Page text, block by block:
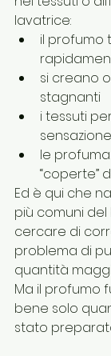
lavatrice:
il profumo
si creano
stagnanti
i tessuti
le
“coperte”
Ed è qui che
più comuni
cercare di
problema di
quantità
Ma il profumo
bene solo
stato